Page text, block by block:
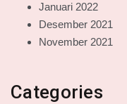
Januari 2022
Desember 2021
November 2021
Categories